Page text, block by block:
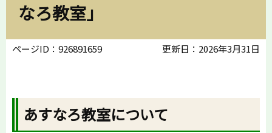
なろ教室」
ページID：926891659 更新日：2026年3月31日
あすなろ教室について